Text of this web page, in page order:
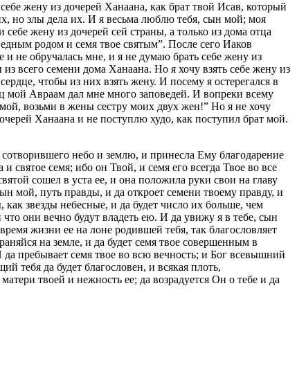
жену из дочерей Ханаана, как брат твой Исав, который
но злы дела их. И я весьма люблю тебя, сын мой; моя
жену из дочерей сей страны, а только из дома отца
родом и семя твое святым”. После сего Иаков
не обручалась мне, и я не думаю брать себе жену из
всего семени дома Ханаана. Но я хочу взять себе жену из
чтобы из них взять жену. И посему я остерегался в
мой Авраам дал мне много заповедей. И вопреки всему
возьми в жены сестру моих двух жен!” Но я не хочу
Ханаана и не поступлю худо, как поступил брат мой.
небо и землю, и принесла Ему благодарение
святое семя; ибо он Твой, и семя его всегда Твое во все
сошел в уста ее, и она положила руки свои на главу
мой, путь правды, и да откроет семени твоему правду, и
звезды небесные, и да будет число их больше, чем
они вечно будут владеть ею. И да увижу я в тебе, сын
жизни ее на лоне родившей тебя, так благословляет
на земле, и да будет семя твое совершенным в
пребывает семя твое во всю вечность; и Бог всевышний
тебя да будет благословен, и всякая плоть,
твоей и нежность ее; да возрадуется Он о тебе и да